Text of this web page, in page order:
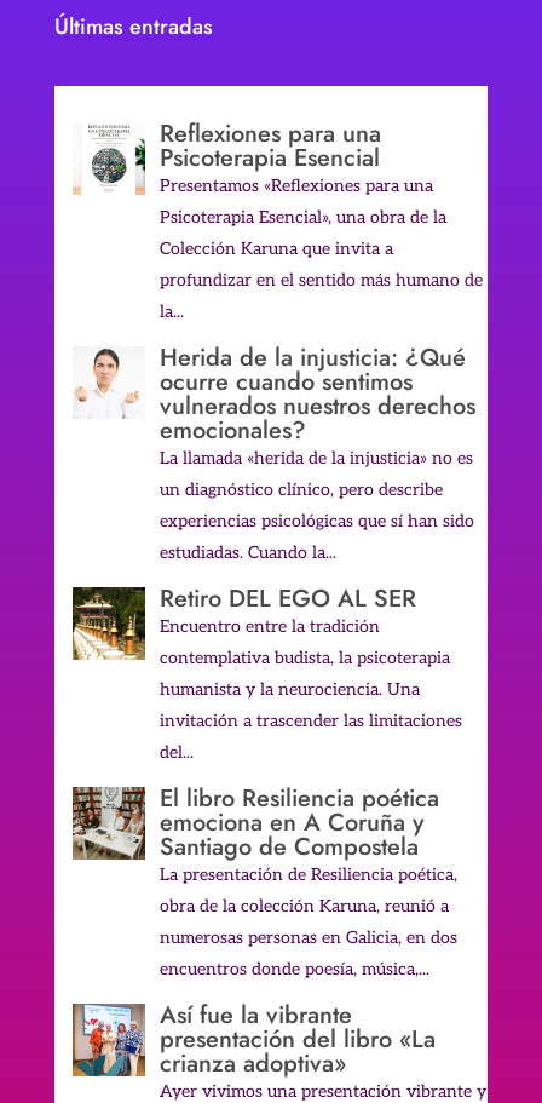
Últimas entradas
Reflexiones para una
Psicoterapia Esencial
Presentamos «Reflexiones para una
Psicoterapia Esencial», una obra de la
Colección Karuna que invita a
profundizar en el sentido más humano de
la...
Herida de la injusticia: ¿Qué
ocurre cuando sentimos
vulnerados nuestros derechos
emocionales?
La llamada «herida de la injusticia» no es
un diagnóstico clínico, pero describe
experiencias psicológicas que sí han sido
estudiadas. Cuando la...
Retiro DEL EGO AL SER
Encuentro entre la tradición
contemplativa budista, la psicoterapia
humanista y la neurociencia. Una
invitación a trascender las limitaciones
del...
El libro Resiliencia poética
emociona en A Coruña y
Santiago de Compostela
La presentación de Resiliencia poética,
obra de la colección Karuna, reunió a
numerosas personas en Galicia, en dos
encuentros donde poesía, música,...
Así fue la vibrante
presentación del libro «La
crianza adoptiva»
Ayer vivimos una presentación vibrante y